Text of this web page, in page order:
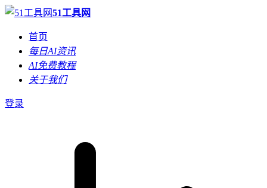
51工具网
首页
每日AI资讯
AI免费教程
关于我们
登录